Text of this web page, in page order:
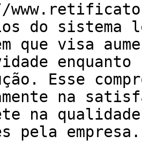
do sistema
que visa
Esse
na
na
pela empresa.